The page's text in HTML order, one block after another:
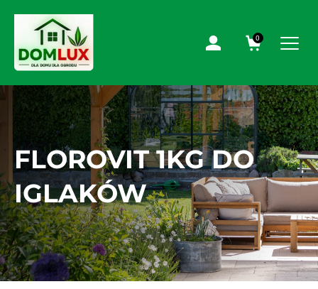
0
FLOROVIT 1KG DO
IGLAKÓW